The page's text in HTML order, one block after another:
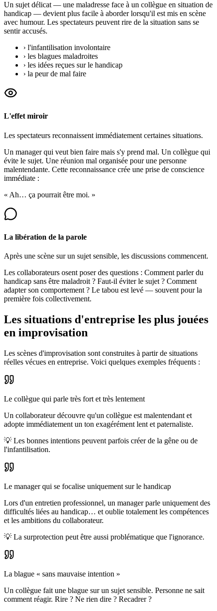
Un sujet délicat — une maladresse face à un collègue en situation de
handicap — devient plus facile à aborder lorsqu'il est mis en scène
avec humour. Les spectateurs peuvent rire de la situation sans se
sentir accusés.
› l'infantilisation involontaire
› les blagues maladroites
› les idées reçues sur le handicap
› la peur de mal faire
L'effet miroir
Les spectateurs reconnaissent immédiatement certaines situations.
Un manager qui veut bien faire mais s'y prend mal. Un collègue qui
évite le sujet. Une réunion mal organisée pour une personne
malentendante. Cette reconnaissance crée une prise de conscience
immédiate :
« Ah… ça pourrait être moi. »
La libération de la parole
Après une scène sur un sujet sensible, les discussions commencent.
Les collaborateurs osent poser des questions : Comment parler du
handicap sans être maladroit ? Faut-il éviter le sujet ? Comment
adapter son comportement ? Le tabou est levé — souvent pour la
première fois collectivement.
Les situations d'entreprise les plus jouées
en improvisation
Les scènes d'improvisation sont construites à partir de situations
réelles vécues en entreprise. Voici quelques exemples fréquents :
Le collègue qui parle très fort et très lentement
Un collaborateur découvre qu'un collègue est malentendant et
adopte immédiatement un ton exagérément lent et paternaliste.
💡 Les bonnes intentions peuvent parfois créer de la gêne ou de
l'infantilisation.
Le manager qui se focalise uniquement sur le handicap
Lors d'un entretien professionnel, un manager parle uniquement des
difficultés liées au handicap… et oublie totalement les compétences
et les ambitions du collaborateur.
💡 La surprotection peut être aussi problématique que l'ignorance.
La blague « sans mauvaise intention »
Un collègue fait une blague sur un sujet sensible. Personne ne sait
comment réagir. Rire ? Ne rien dire ? Recadrer ?